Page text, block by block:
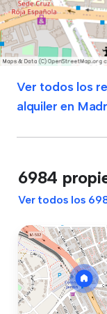
Ver todos los
alquiler en
6984
Ver todos los